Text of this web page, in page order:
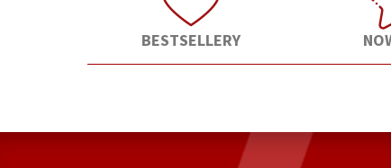
BESTSELLERY